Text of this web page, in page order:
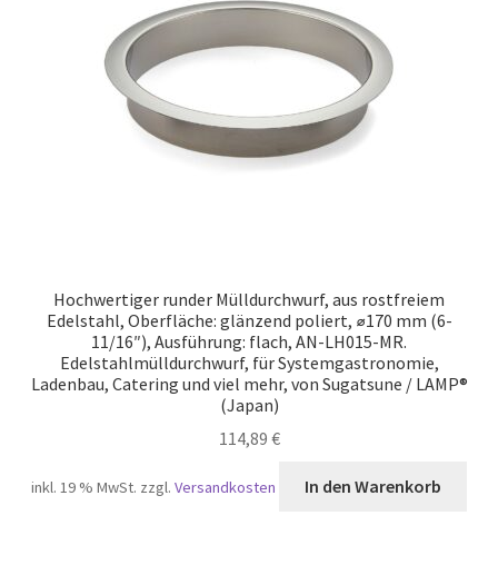
Hochwertiger runder Mülldurchwurf, aus rostfreiem
Edelstahl, Oberfläche: glänzend poliert, ⌀170 mm (6-
11/16″), Ausführung: flach, AN-LH015-MR.
Edelstahlmülldurchwurf, für Systemgastronomie,
Ladenbau, Catering und viel mehr, von Sugatsune / LAMP®
(Japan)
114,89 €
inkl. 19 % MwSt. zzgl.Versandkosten In den Warenkorb